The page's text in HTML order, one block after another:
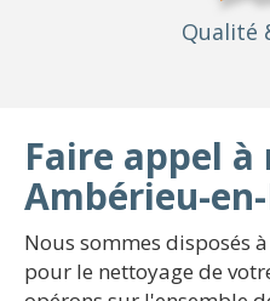
Qualité
Faire appel à
Ambérieu-
Nous sommes disposés
pour le nettoyage de